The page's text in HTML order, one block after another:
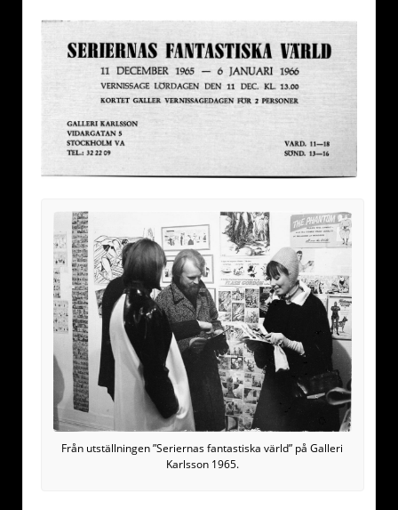
Från utställningen ”Seriernas fantastiska värld” på Galleri
Karlsson 1965.